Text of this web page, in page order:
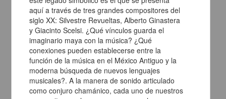
aquí a través de tres grandes compositores del
siglo XX: Silvestre Revueltas, Alberto Ginastera
y Giacinto Scelsi. ¿Qué vínculos guarda el
imaginario maya con la música? ¿Qué
conexiones pueden establecerse entre la
función de la música en el México Antiguo y la
moderna búsqueda de nuevos lenguajes
musicales?. A la manera de sonido articulado
como conjuro chamánico, cada uno de nuestros